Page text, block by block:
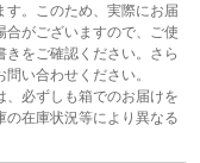
す。このため、実際にお届
合がございますので、ご使
をご確認ください。さら
い合わせください。
、必ずしも箱でのお届けを
の在庫状況等により異なる